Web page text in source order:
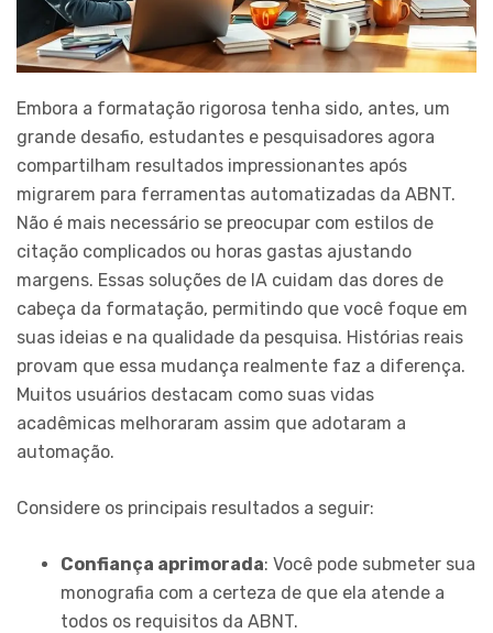
Embora a formatação rigorosa tenha sido, antes, um
grande desafio, estudantes e pesquisadores agora
compartilham resultados impressionantes após
migrarem para ferramentas automatizadas da ABNT.
Não é mais necessário se preocupar com estilos de
citação complicados ou horas gastas ajustando
margens. Essas soluções de IA cuidam das dores de
cabeça da formatação, permitindo que você foque em
suas ideias e na qualidade da pesquisa. Histórias reais
provam que essa mudança realmente faz a diferença.
Muitos usuários destacam como suas vidas
acadêmicas melhoraram assim que adotaram a
automação.
Considere os principais resultados a seguir:
Confiança aprimorada: Você pode submeter sua
monografia com a certeza de que ela atende a
todos os requisitos da ABNT.